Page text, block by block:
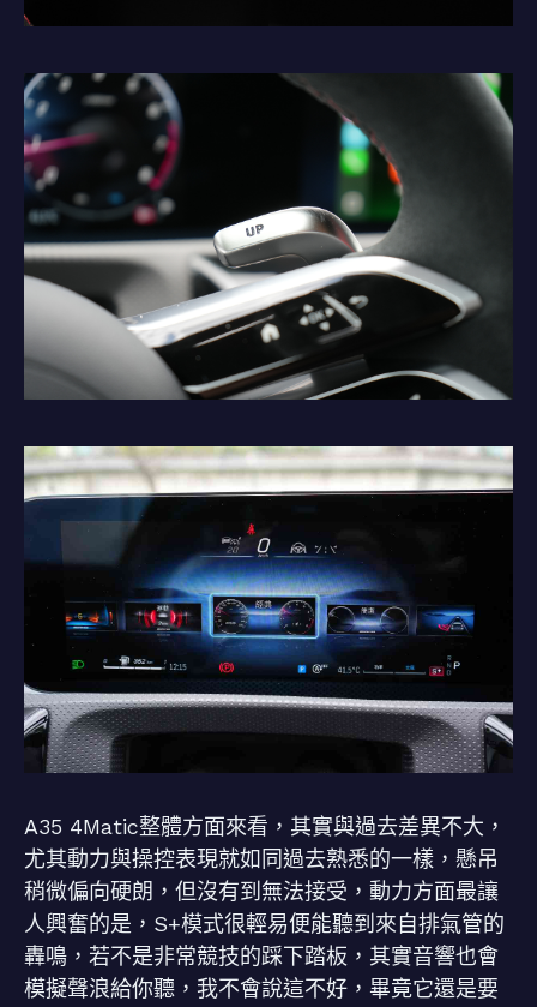
A35 4Matic整體方面來看，其實與過去差異不大，
尤其動力與操控表現就如同過去熟悉的一樣，懸吊
稍微偏向硬朗，但沒有到無法接受，動力方面最讓
人興奮的是，S+模式很輕易便能聽到來自排氣管的
轟鳴，若不是非常競技的踩下踏板，其實音響也會
模擬聲浪給你聽，我不會說這不好，畢竟它還是要